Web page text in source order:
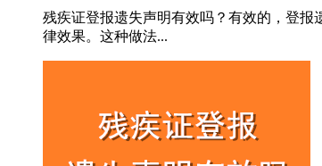
残疾证登报遗失声明有效吗？有效的，登
律效果。这种做法...